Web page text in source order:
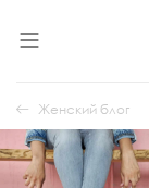
Женский блог